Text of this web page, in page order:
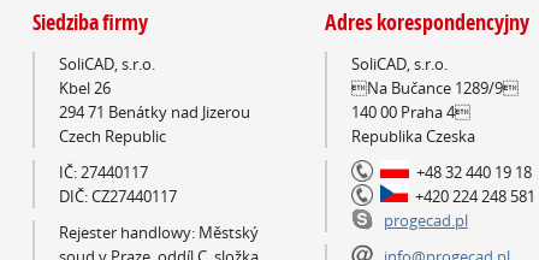
Siedziba firmy
SoliCAD, s.r.o.
Kbel 26
294 71 Benátky nad Jizerou
Czech Republic
IČ: 27440117
DIČ: CZ27440117
Rejester handlowy: Městský
Adres korespondencyjny
SoliCAD, s.r.o.
Na Bučance 1289/9
140 00 Praha 4
Republika Czeska
+48 32 440 19 18
+420 224 248 581
progecad.pl